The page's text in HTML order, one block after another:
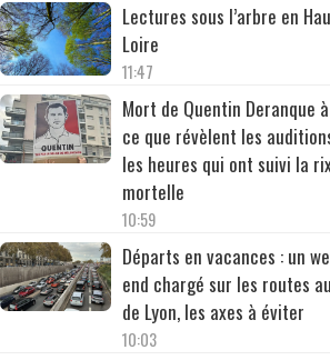
Lectures sous l’arbre en
Loire
11:47
Mort de Quentin Deranque
ce que révèlent les
les heures qui ont suivi la
mortelle
10:59
Départs en vacances : un
end chargé sur les routes
de Lyon, les axes à éviter
10:03